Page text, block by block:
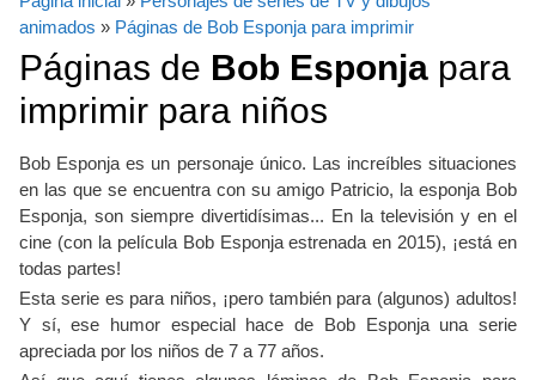
animados » Páginas de Bob Esponja para imprimir
Páginas de Bob Esponja para
imprimir para niños
Bob Esponja es un personaje único. Las increíbles situaciones
en las que se encuentra con su amigo Patricio, la esponja Bob
Esponja, son siempre divertidísimas... En la televisión y en el
cine (con la película Bob Esponja estrenada en 2015), ¡está en
todas partes!
Esta serie es para niños, ¡pero también para (algunos) adultos!
Y sí, ese humor especial hace de Bob Esponja una serie
apreciada por los niños de 7 a 77 años.